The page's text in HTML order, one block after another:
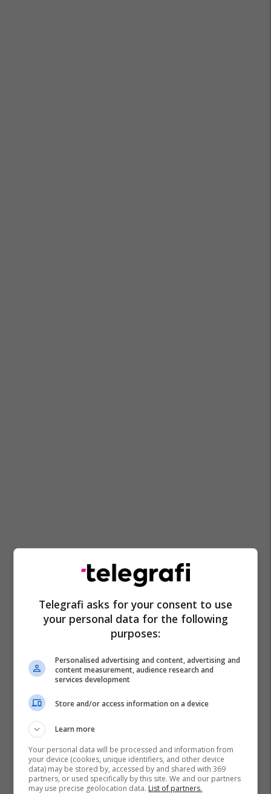
Oficerja Ruse
Telegrafi asks for your consent to use
your personal data for the following
purposes:
Personalised advertising and content, advertising and
content measurement, audience research and
services development
Store and/or access information on a device
Learn more
Your personal data will be processed and information from
your device (cookies, unique identifiers, and other device
data) may be stored by, accessed by and shared with 369
partners, or used specifically by this site. We and our partners
may use precise geolocation data. List of partners.